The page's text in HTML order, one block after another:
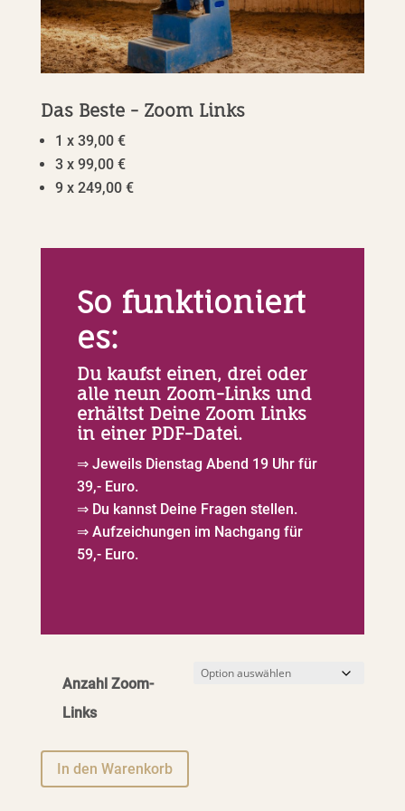
Das Beste - Zoom Links
1 x 39,00 €
3 x 99,00 €
9 x 249,00 €
So funktioniert
es:
Du kaufst einen, drei oder
alle neun Zoom-Links und
erhältst Deine Zoom Links
in einer PDF-Datei.
⇒ Jeweils Dienstag Abend 19 Uhr für
39,- Euro.
⇒ Du kannst Deine Fragen stellen.
⇒ Aufzeichungen im Nachgang für
59,- Euro.
Anzahl Zoom-
Links
In den Warenkorb